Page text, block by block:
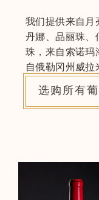
我们提供来自月
丹娜、品丽珠、
珠，来自索诺玛
自俄勒冈州威拉
选购所有